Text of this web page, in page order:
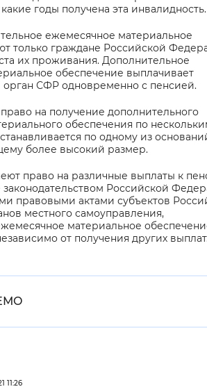
годы получена эта инвалидность.
ежемесячное материальное
только граждане Российской
их проживания. Дополнительное
обеспечение выплачивает
СФР одновременно с пенсией.
на получение дополнительного
обеспечения по
по одному из
более высокий размер.
право на различные выплаты к
Российской
правовыми актами субъектов
местного самоуправления,
материальное
от получения других
11:26